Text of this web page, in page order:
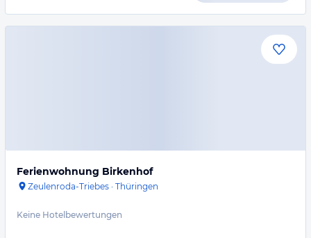
Ferienwohnung Birkenhof
Zeulenroda-Triebes · Thüringen
Keine Hotelbewertungen